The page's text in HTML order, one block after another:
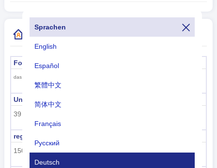
Sprachen
English
Español
繁體中文
简体中文
Français
Русский
Deutsch
Weitere Informationen zum Ländercode
Formeller Name
das Fürstentum Andorra
Unterregionscode
39
regioncode
150